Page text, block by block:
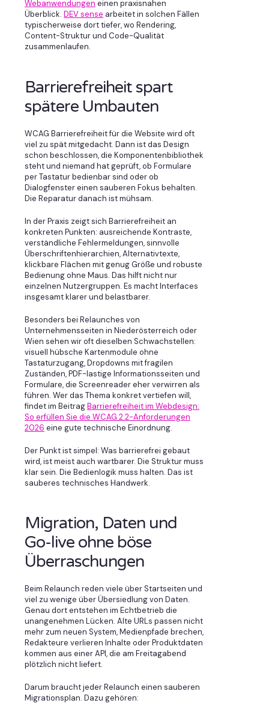
Webanwendungen einen praxisnahen
Überblick. DEV sense arbeitet in solchen Fällen
typischerweise dort tiefer, wo Rendering,
Content-Struktur und Code-Qualität
zusammenlaufen.
Barrierefreiheit spart
spätere Umbauten
WCAG Barrierefreiheit für die Website wird oft
viel zu spät mitgedacht. Dann ist das Design
schon beschlossen, die Komponentenbibliothek
steht und niemand hat geprüft, ob Formulare
per Tastatur bedienbar sind oder ob
Dialogfenster einen sauberen Fokus behalten.
Die Reparatur danach ist mühsam.
In der Praxis zeigt sich Barrierefreiheit an
konkreten Punkten: ausreichende Kontraste,
verständliche Fehlermeldungen, sinnvolle
Überschriftenhierarchien, Alternativtexte,
klickbare Flächen mit genug Größe und robuste
Bedienung ohne Maus. Das hilft nicht nur
einzelnen Nutzergruppen. Es macht Interfaces
insgesamt klarer und belastbarer.
Besonders bei Relaunches von
Unternehmensseiten in Niederösterreich oder
Wien sehen wir oft dieselben Schwachstellen:
visuell hübsche Kartenmodule ohne
Tastaturzugang, Dropdowns mit fragilen
Zuständen, PDF-lastige Informationsseiten und
Formulare, die Screenreader eher verwirren als
führen. Wer das Thema konkret vertiefen will,
findet im BeitragBarrierefreiheit im Webdesign:
So erfüllen Sie die WCAG 2.2-Anforderungen
2026 eine gute technische Einordnung.
Der Punkt ist simpel: Was barrierefrei gebaut
wird, ist meist auch wartbarer. Die Struktur muss
klar sein. Die Bedienlogik muss halten. Das ist
sauberes technisches Handwerk.
Migration, Daten und
Go-live ohne böse
Überraschungen
Beim Relaunch reden viele über Startseiten und
viel zu wenige über Übersiedlung von Daten.
Genau dort entstehen im Echtbetrieb die
unangenehmen Lücken. Alte URLs passen nicht
mehr zum neuen System, Medienpfade brechen,
Redakteure verlieren Inhalte oder Produktdaten
kommen aus einer API, die am Freitagabend
plötzlich nicht liefert.
Darum braucht jeder Relaunch einen sauberen
Migrationsplan. Dazu gehören: